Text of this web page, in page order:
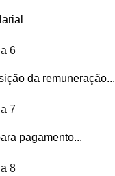
6
da remuneração...
7
pagamento...
8